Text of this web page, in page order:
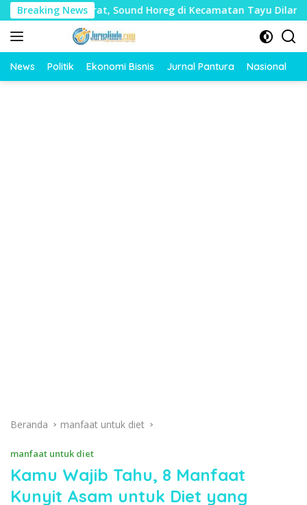
Langsung
ke
konten
Breaking News
Sound Horeg di Kecamatan Tayu Dilarang
News Politik Ekonomi Bisnis Jurnal Pantura Nasional
Beranda manfaat untuk diet
manfaat untuk diet
Kamu Wajib Tahu, 8 Manfaat
Kunyit Asam untuk Diet yang